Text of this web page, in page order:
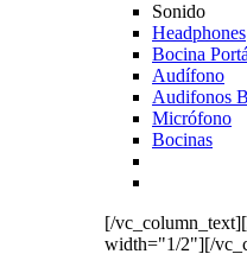
Sonido
Headphones
Bocina
Audífono
Audifonos
Micrófono
Bocinas
[/
width="1/2"][/